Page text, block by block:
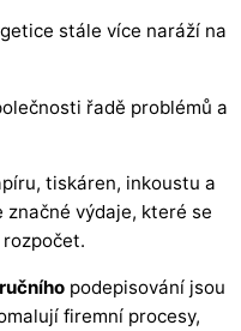
stále více naráží na
řadě problémů a
tiskáren, inkoustu a
výdaje, které se
ručního podepisování jsou
firemní procesy,